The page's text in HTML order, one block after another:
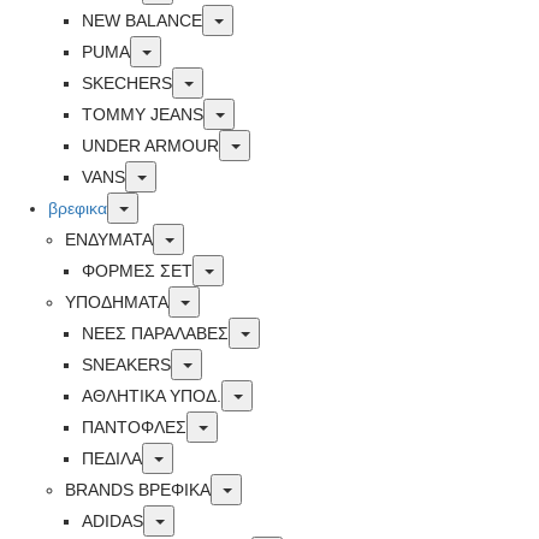
NEW BALANCE
Toggle
PUMA
Toggle
SKECHERS
Toggle
TOMMY JEANS
Toggle
UNDER ARMOUR
Toggle
VANS
Toggle
βρεφικα
Toggle
ΕΝΔΥΜΑΤΑ
Toggle
ΦΟΡΜΕΣ ΣΕΤ
Toggle
ΥΠΟΔΗΜΑΤΑ
Toggle
ΝΕΕΣ ΠΑΡΑΛΑΒΕΣ
Toggle
SNEAKERS
Toggle
ΑΘΛΗΤΙΚΑ ΥΠΟΔ.
Toggle
ΠΑΝΤΟΦΛΕΣ
Toggle
ΠΕΔΙΛΑ
Toggle
BRANDS ΒΡΕΦΙΚΆ
Toggle
ADIDAS
Toggle